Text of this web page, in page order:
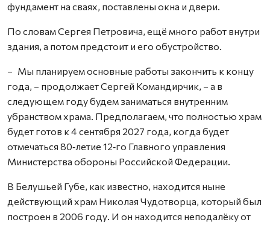
фундамент на сваях, поставлены окна и двери.
По словам Сергея Петровича, ещё много работ внутри
здания, а потом предстоит и его обустройство.
– Мы планируем основные работы закончить к концу
года, – продолжает Сергей Командирчик, – а в
следующем году будем заниматься внутренним
убранством храма. Предполагаем, что полностью храм
будет готов к 4 сентября 2027 года, когда будет
отмечаться 80‑летие 12‑го Главного управления
Министерства обороны Российской Федерации.
В Белушьей Губе, как известно, находится ныне
действующий храм Николая Чудотворца, который был
построен в 2006 году. И он находится неподалёку от